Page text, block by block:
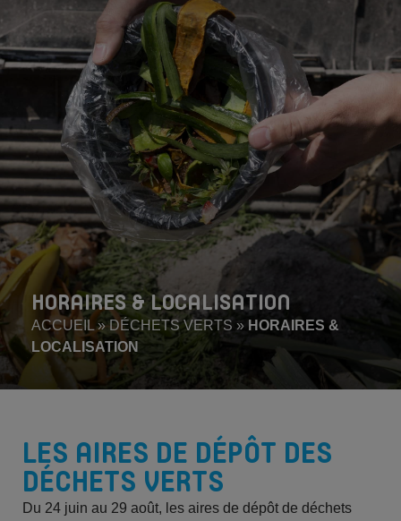
ACCUEIL»DÉCHETS VERTS » HORAIRES &
LOCALISATION
HORAIRES & LOCALISATION
LES AIRES DE DÉPÔT DES
DÉCHETS VERTS
Du 24 juin au 29 août, les aires de dépôt de déchets